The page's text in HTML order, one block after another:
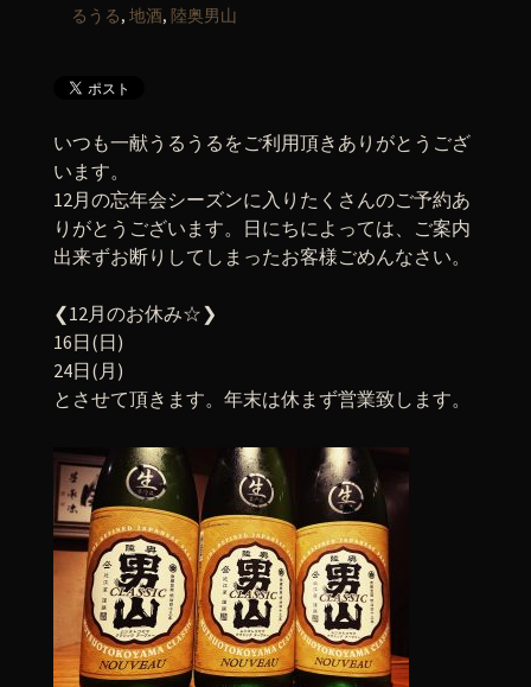
るうる, 地酒, 陸奥男山
いつも一献うるうるをご利用頂きありがとうござ
います。
12月の忘年会シーズンに入りたくさんのご予約あ
りがとうございます。日にちによっては、ご案内
出来ずお断りしてしまったお客様ごめんなさい。
❮12月のお休み☆❯
16日(日)
24日(月)
とさせて頂きます。年末は休まず営業致します。